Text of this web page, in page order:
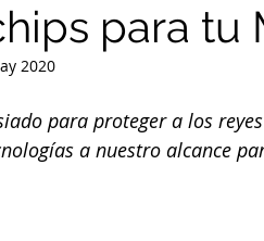
para tu
2020
para proteger a los
a nuestro alcance